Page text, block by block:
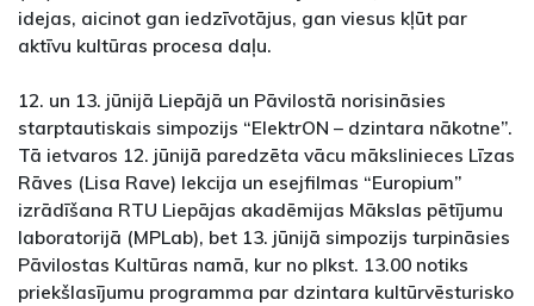
idejas, aicinot gan iedzīvotājus, gan viesus kļūt par
aktīvu kultūras procesa daļu.
12. un 13. jūnijā Liepājā un Pāvilostā norisināsies
starptautiskais simpozijs “ElektrON – dzintara nākotne”.
Tā ietvaros 12. jūnijā paredzēta vācu mākslinieces Līzas
Rāves (Lisa Rave) lekcija un esejfilmas “Europium”
izrādīšana RTU Liepājas akadēmijas Mākslas pētījumu
laboratorijā (MPLab), bet 13. jūnijā simpozijs turpināsies
Pāvilostas Kultūras namā, kur no plkst. 13.00 notiks
priekšlasījumu programma par dzintara kultūrvēsturisko